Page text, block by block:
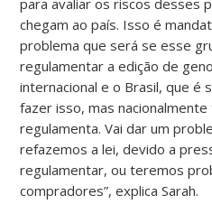
chegam ao país. Isso é
problema que será se esse
regulamentar a edição de
internacional e o Brasil, que é
fazer isso, mas
regulamenta. Vai dar um
refazemos a lei, devido a
regulamentar, ou teremos
compradores”, explica Sarah.